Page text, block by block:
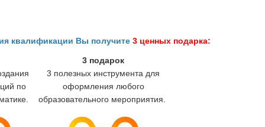
квалификации Вы получите 3 ценных подарка:
3 подарок
по
3 полезных инструмента для
оформления любого
образовательного мероприятия.